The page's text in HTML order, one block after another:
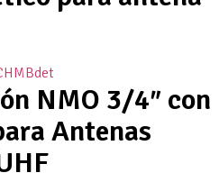
NMO 3/4″ con
Antenas